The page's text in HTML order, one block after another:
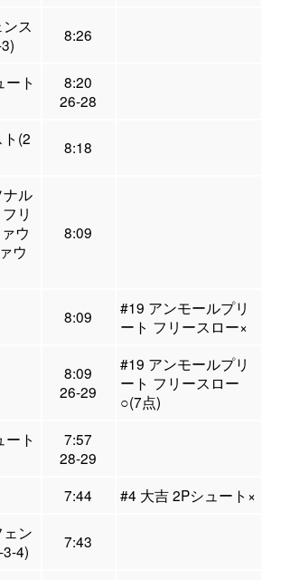
ス
8:26
ート
8:20
26-28
(2
8:18
ナル
リ
ウ
ウ
8:09
8:09
#19 アンモールプリ
ート フリースロー×
8:09
26-29
#19 アンモールプリ
ート フリースロー
○(7点)
ート
7:57
28-29
7:44
#4 大吉 2Pシュート×
ン
4)
7:43